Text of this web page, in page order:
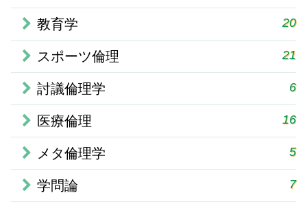
教育学 20
スポーツ倫理 21
討議倫理学 6
医療倫理 16
メタ倫理学 5
学問論 7